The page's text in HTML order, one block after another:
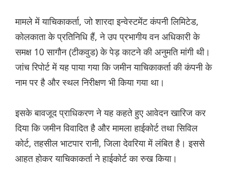
मामले में याचिकाकर्ता, जो शारदा इन्वेस्टमेंट कंपनी लिमिटेड,
कोलकाता के प्रतिनिधि हैं, ने उप प्रभागीय वन अधिकारी के
समक्ष 10 सागौन (टीकवुड) के पेड़ काटने की अनुमति मांगी थी।
जांच रिपोर्ट में यह पाया गया कि जमीन याचिकाकर्ता की कंपनी के
नाम पर है और स्थल निरीक्षण भी किया गया था।
इसके बावजूद प्राधिकरण ने यह कहते हुए आवेदन खारिज कर
दिया कि जमीन विवादित है और मामला हाईकोर्ट तथा सिविल
कोर्ट, तहसील भाटपार रानी, जिला देवरिया में लंबित है। इससे
आहत होकर याचिकाकर्ता ने हाईकोर्ट का रुख किया।